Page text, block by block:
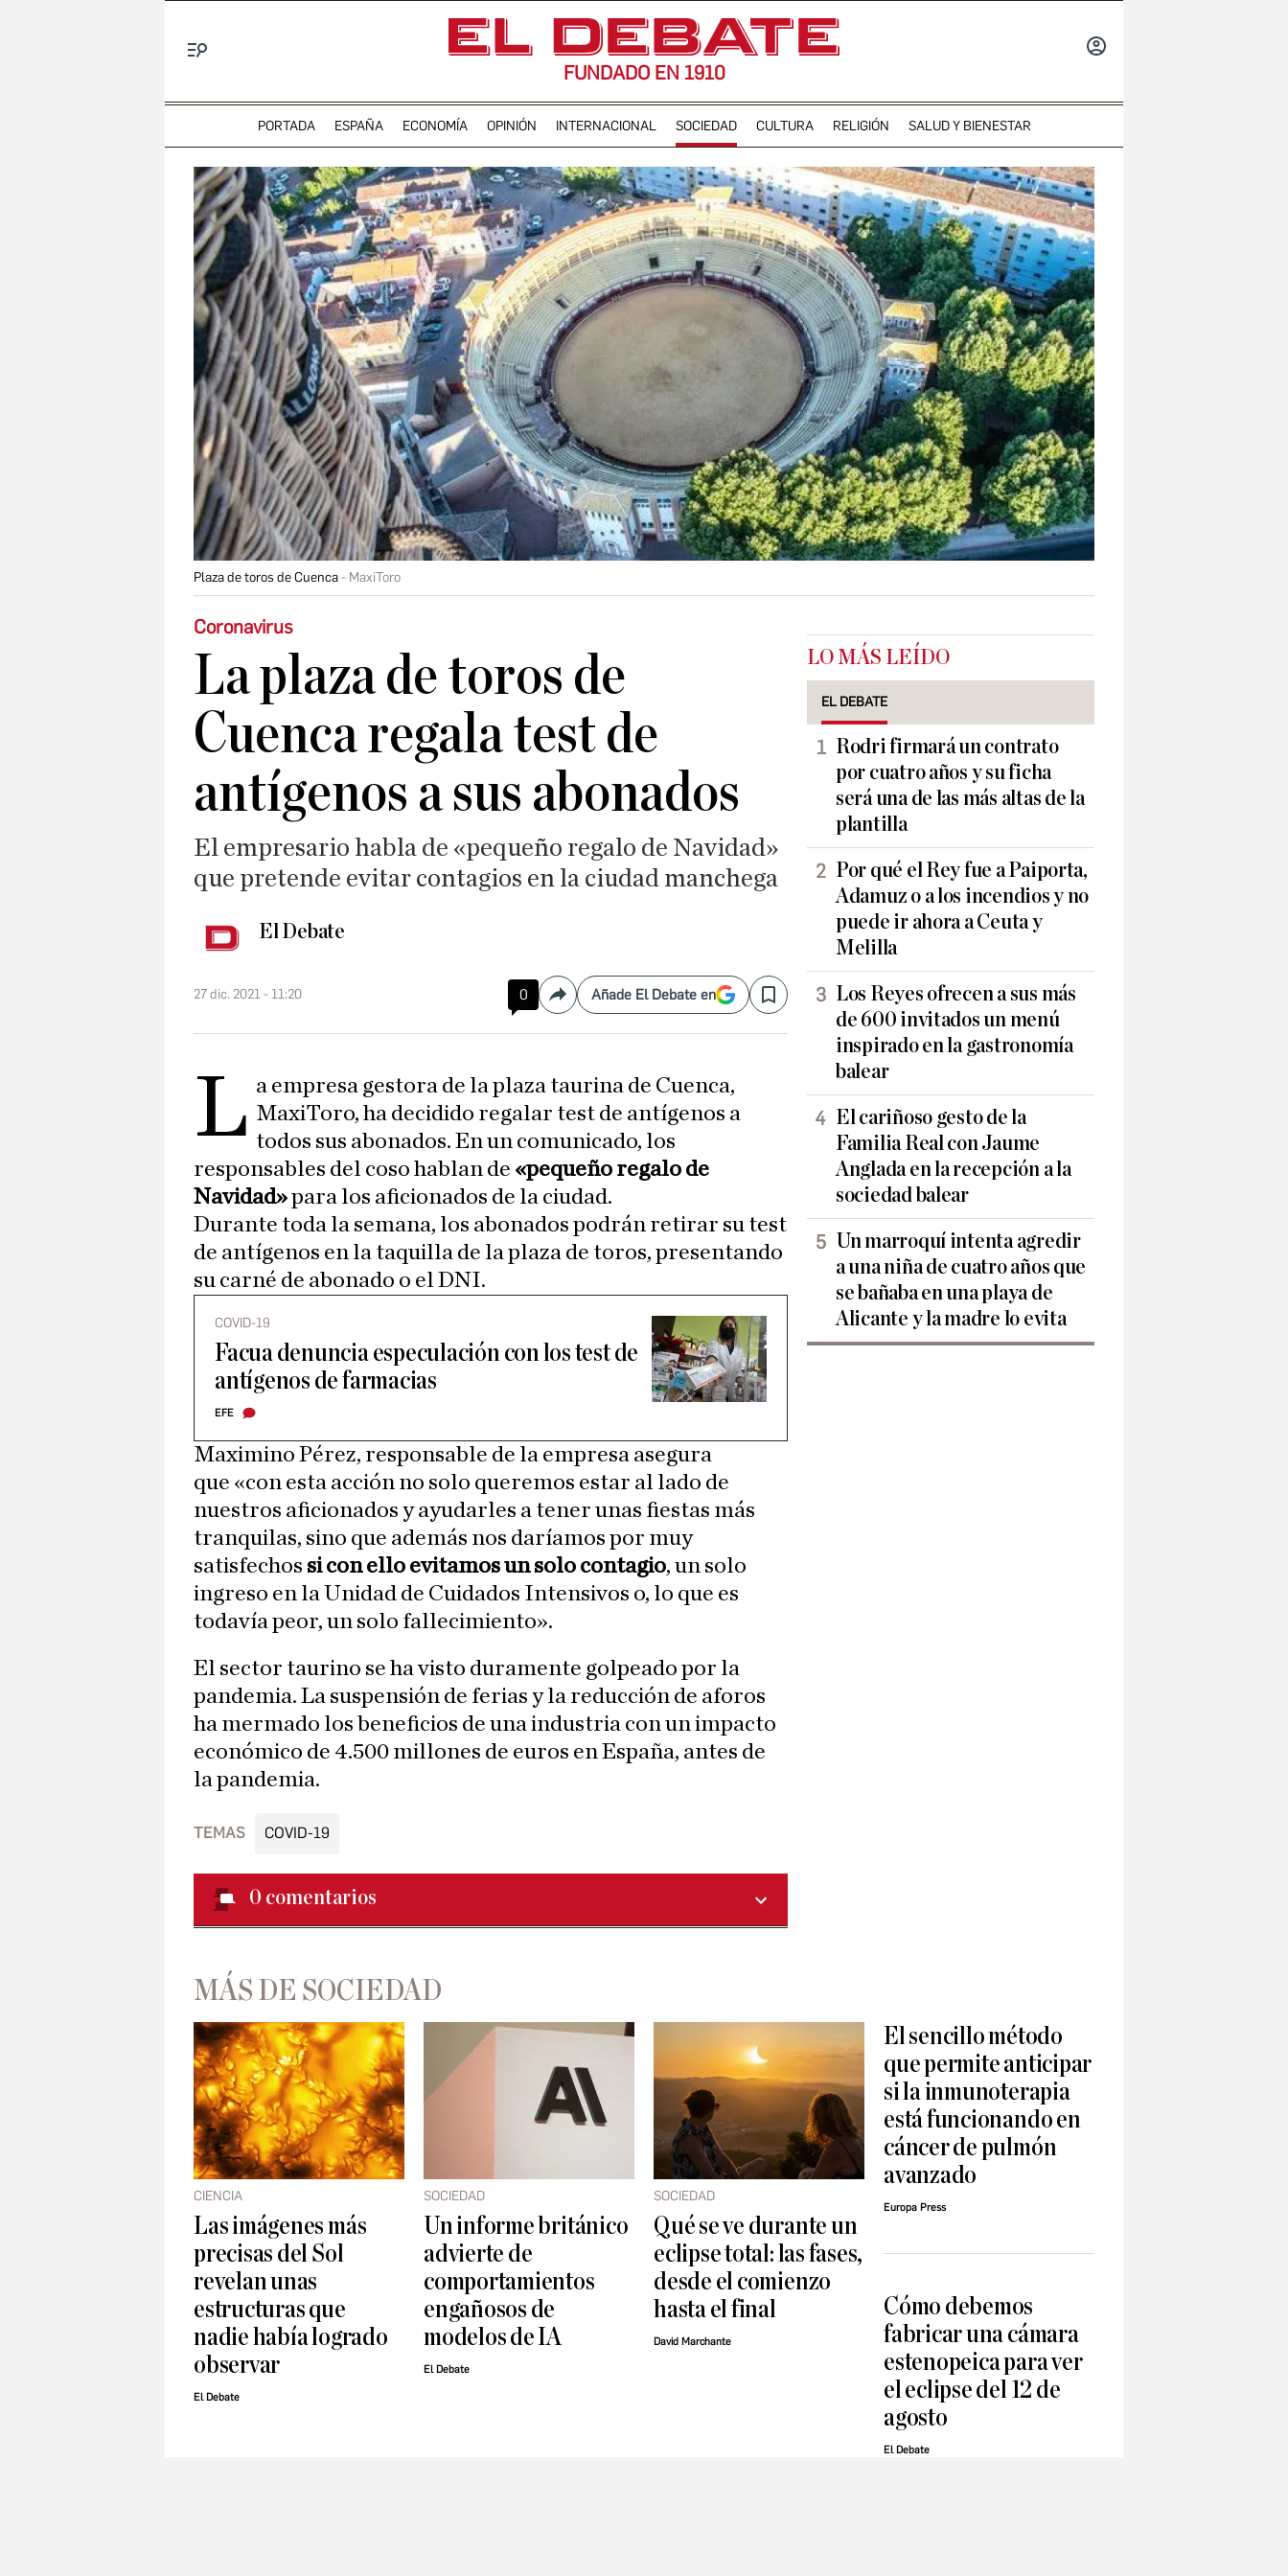
FUNDADO EN 1910
PORTADA ESPAÑA ECONOMÍA OPINIÓN INTERNACIONAL SOCIEDAD CULTURA RELIGIÓN SALUD Y BIENESTAR
Plaza de toros de Cuenca MaxiToro
Coronavirus
La plaza de toros de
Cuenca regala test de
antígenos a sus abonados
El empresario habla de «pequeño regalo de Navidad»
que pretende evitar contagios en la ciudad manchega
El Debate
27 dic. 2021 - 11:20 0 CompartirAñade El Debate en Save
L a empresa gestora de la plaza taurina de Cuenca,
MaxiToro, ha decidido regalar test de antígenos a
todos sus abonados. En un comunicado, los
responsables del coso hablan de «pequeño regalo de
Navidad»para los aficionados de la ciudad.
Durante toda la semana, los abonados podrán retirar su test
de antígenos en la taquilla de la plaza de toros, presentando
su carné de abonado o el DNI.
COVID-19
Facua denuncia especulación con los test de
antígenos de farmacias
EFE
Maximino Pérez, responsable de la empresa asegura
que «con esta acción no solo queremos estar al lado de
nuestros aficionados y ayudarles a tener unas fiestas más
tranquilas, sino que además nos daríamos por muy
satisfechos si con ello evitamos un solo contagio, un solo
ingreso en la Unidad de Cuidados Intensivos o, lo que es
todavía peor, un solo fallecimiento».
El sector taurino se ha visto duramente golpeado por la
pandemia. La suspensión de ferias y la reducción de aforos
ha mermado los beneficios de una industria con un impacto
económico de 4.500 millones de euros en España, antes de
la pandemia.
TEMAS COVID-19
0 comentarios
LO MÁS LEÍDO
EL DEBATE
Rodri firmará un contrato
por cuatro años y su ficha
será una de las más altas de la
plantilla
Por qué el Rey fue a Paiporta,
Adamuz o a los incendios y no
puede ir ahora a Ceuta y
Melilla
Los Reyes ofrecen a sus más
de 600 invitados un menú
inspirado en la gastronomía
balear
El cariñoso gesto de la
Familia Real con Jaume
Anglada en la recepción a la
sociedad balear
Un marroquí intenta agredir
a una niña de cuatro años que
se bañaba en una playa de
Alicante y la madre lo evita
MÁS DE SOCIEDAD
CIENCIA
Las imágenes más
precisas del Sol
revelan unas
estructuras que
nadie había logrado
observar
El Debate
SOCIEDAD
Un informe británico
advierte de
comportamientos
engañosos de
modelos de IA
El Debate
SOCIEDAD
Qué se ve durante un
eclipse total: las fases,
desde el comienzo
hasta el final
David Marchante
El sencillo método
que permite anticipar
si la inmunoterapia
está funcionando en
cáncer de pulmón
avanzado
Europa Press
Cómo debemos
fabricar una cámara
estenopeica para ver
el eclipse del 12 de
agosto
El Debate